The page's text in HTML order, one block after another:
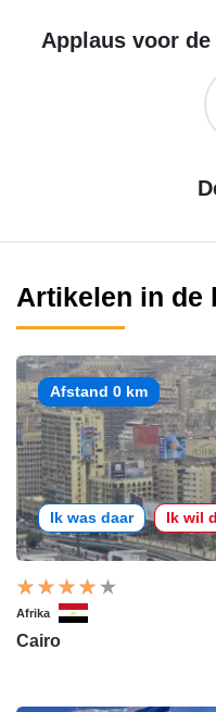
Applaus voor
Artikelen in de
Afstand 0 km
Ik was daar Ik wil
Afrika
Cairo